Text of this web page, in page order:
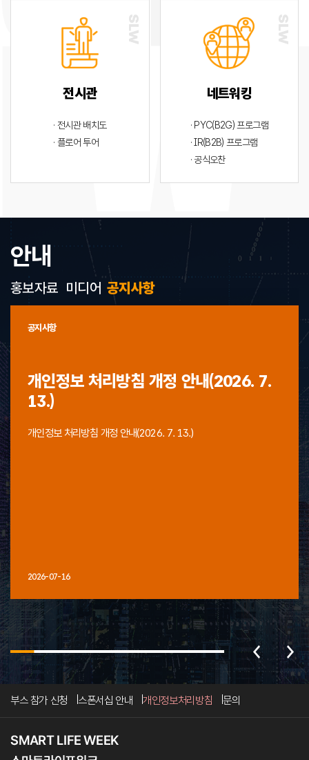
전시관
· 전시관 배치도
· 플로어 투어
네트워킹
· PYC(B2G) 프로그램
· IR(B2B) 프로그램
· 공식오찬
안내
공지사항
공지사항
개인정보 처리방침 개정 안내(2026. 7.
13.)
개인정보 처리방침 개정 안내(2026. 7. 13.)
2026-07-16
홍보자료 미디어
부스 참가 신청 스폰서십 안내 개인정보처리방침 문의